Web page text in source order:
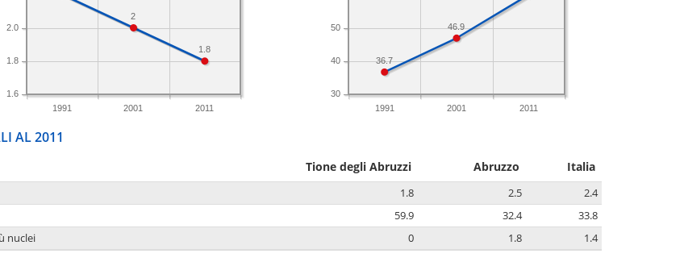
1991 2001 2011
1.6
1.8
2.0
1.8
2
1991 2001 2011
30
40
50 46.9
36.7
AL 2011
Tione degli Abruzzi Abruzzo Italia
1.8 2.5
2.4
59.9 32.4
33.8
nuclei
0 1.8 1.4